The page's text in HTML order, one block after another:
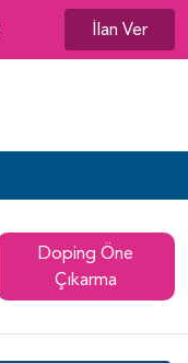
İlan Ver
Doping Öne
Çıkarma